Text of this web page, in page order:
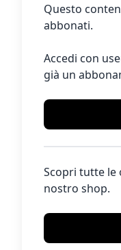
Questo
abbonati.
Accedi con
già un
Scopri tutte le
nostro shop.